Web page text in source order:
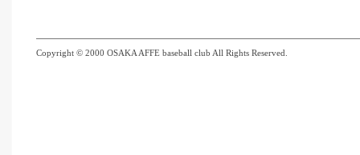
Copyright © 2000 OSAKA AFFE baseball club All Rights Reserved.